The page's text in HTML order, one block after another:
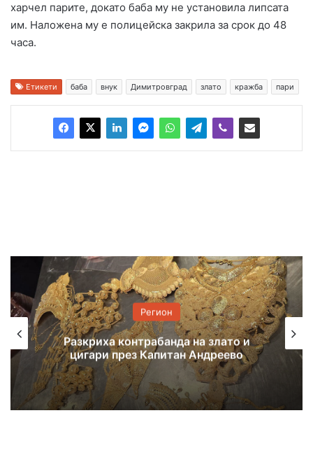
харчел парите, докато баба му не установила липсата
им. Наложена му е полицейска закрила за срок до 48
часа.
Етикети баба внук Димитровград злато кражба пари
Регион
7 екипа гасиха пожар, тръгнал от
балиране на слама